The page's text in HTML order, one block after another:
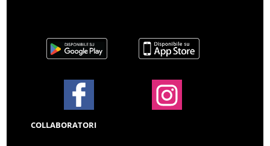
COLLABORATORI